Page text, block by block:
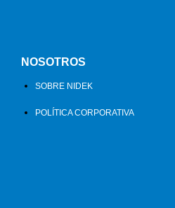
NOSOTROS
SOBRE NIDEK
POLÍTICA CORPORATIVA